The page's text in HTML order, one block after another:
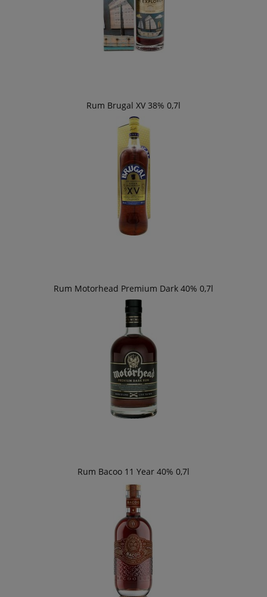
Rum Brugal XV 38% 0,7l
Rum Motorhead Premium Dark 40% 0,7l
Rum Bacoo 11 Year 40% 0,7l